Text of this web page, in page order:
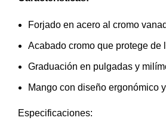
Forjado en acero al cromo
Acabado cromo que protege de
Graduación en pulgadas y
Mango con diseño ergonómico
Especificaciones: